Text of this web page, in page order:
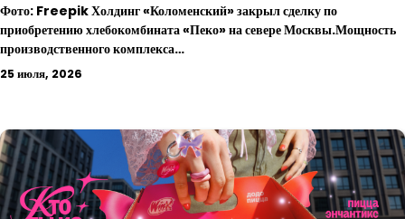
Фото: Freepik Холдинг «Коломенский» закрыл сделку по
приобретению хлебокомбината «Пеко» на севере Москвы.Мощность
производственного комплекса…
25 июля, 2026